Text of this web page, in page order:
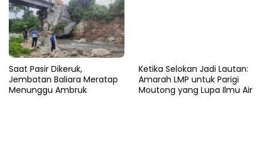
Saat Pasir Dikeruk,
Jembatan Baliara Meratap
Menunggu Ambruk
Ketika Selokan Jadi Lautan:
Amarah LMP untuk Parigi
Moutong yang Lupa Ilmu Air